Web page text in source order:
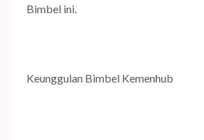
Bimbel ini.
Keunggulan Bimbel Kemenhub